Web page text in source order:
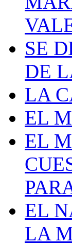
SE
DE
LA
EL
EL
EL
LA